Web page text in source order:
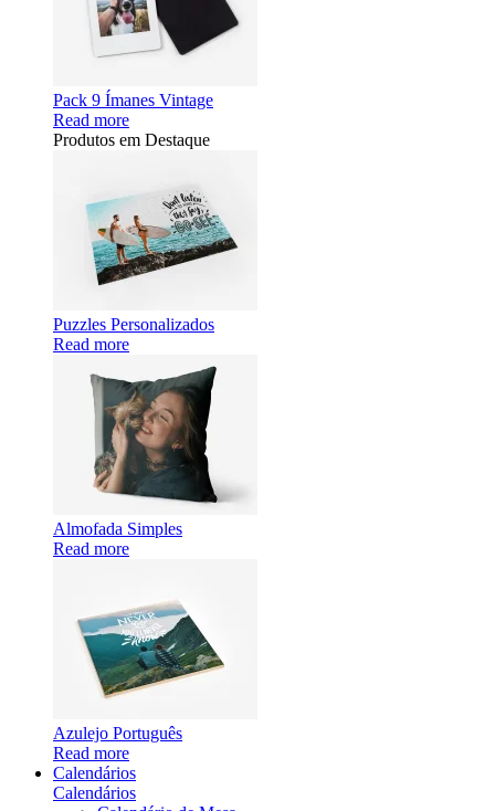
Pack 9 Ímanes Vintage
Read more
Produtos em Destaque
Puzzles Personalizados
Read more
Almofada Simples
Read more
Azulejo Português
Read more
Calendários
Calendários